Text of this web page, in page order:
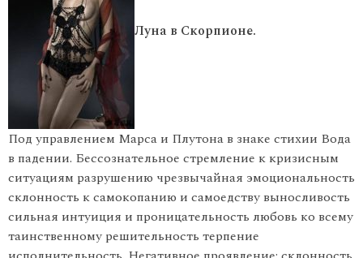
Луна в Скорпионе.
Под управлением Марса и Плутона в знаке стихии Вода
в падении. Бессознательное стремление к кризисным
ситуациям разрушению чрезвычайная эмоциональность
склонность к самокопанию и самоедству выносливость
сильная интуиция и проницательность любовь ко всему
таинственному решительность терпение